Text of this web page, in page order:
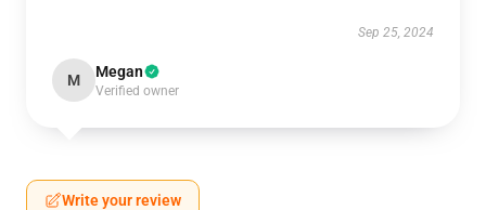
Sep 25, 2024
M Megan
Verified owner
Write your review